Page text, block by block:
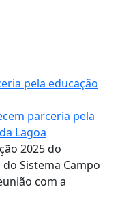
parceria pela
Lagoa
2025 do
Sistema Campo
com a